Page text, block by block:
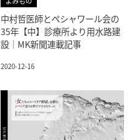
中村哲医師とペシャワール会の
35年【中】診療所より用水路建
設｜MK新聞連載記事
2020-12-16